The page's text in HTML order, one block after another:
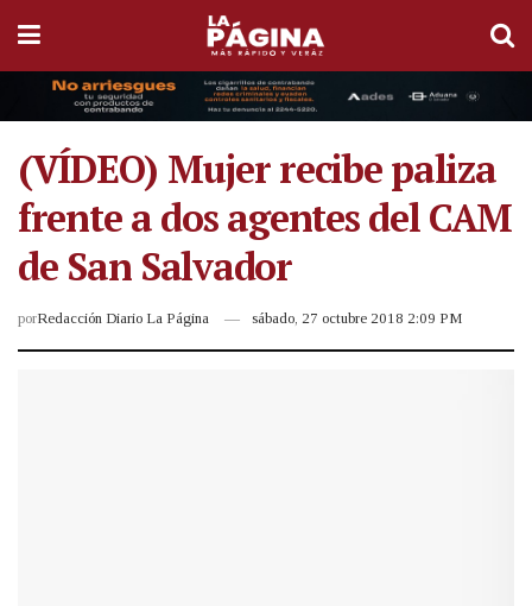
(VÍDEO) Mujer recibe paliza
frente a dos agentes del CAM
de San Salvador
porRedacción Diario La Página sábado, 27 octubre 2018 2:09 PM